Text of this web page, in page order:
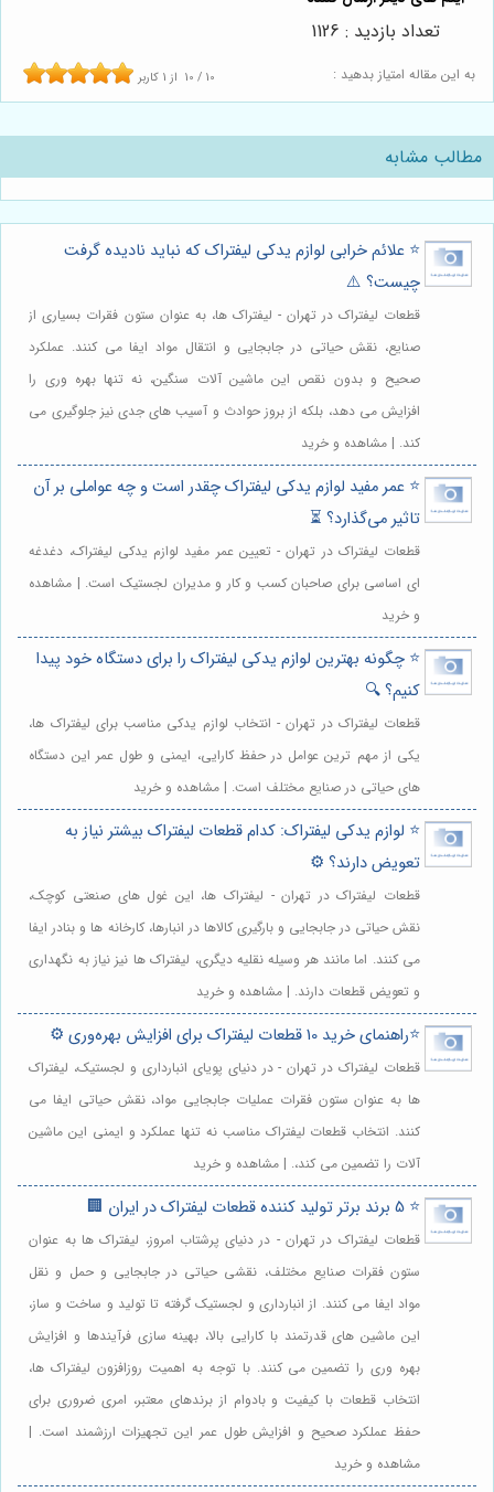
به این مقاله امتیاز بدهید : 10 / 10 از 1 کاربر
تعداد بازدید : 1126
مطالب مشابه
⭐️ علائم خرابی لوازم یدکی لیفتراک که نباید نادیده گرفت
چیست؟ ⚠️
قطعات لیفتراک در تهران - لیفتراک ها، به عنوان ستون فقرات بسیاری از
صنایع، نقش حیاتی در جابجایی و انتقال مواد ایفا می کنند. عملکرد
صحیح و بدون نقص این ماشین آلات سنگین، نه تنها بهره وری را
افزایش می دهد، بلکه از بروز حوادث و آسیب های جدی نیز جلوگیری می
کند. | مشاهده و خرید
⭐️ عمر مفید لوازم یدکی لیفتراک چقدر است و چه عواملی بر آن
تاثیر می‌گذارد؟ ⏳
قطعات لیفتراک در تهران - تعیین عمر مفید لوازم یدکی لیفتراک، دغدغه
ای اساسی برای صاحبان کسب و کار و مدیران لجستیک است. | مشاهده
و خرید
⭐️ چگونه بهترین لوازم یدکی لیفتراک را برای دستگاه خود پیدا
کنیم؟ 🔍
قطعات لیفتراک در تهران - انتخاب لوازم یدکی مناسب برای لیفتراک ها،
یکی از مهم ترین عوامل در حفظ کارایی، ایمنی و طول عمر این دستگاه
های حیاتی در صنایع مختلف است. | مشاهده و خرید
⭐️ لوازم یدکی لیفتراک: کدام قطعات لیفتراک بیشتر نیاز به
تعویض دارند؟ ⚙️
قطعات لیفتراک در تهران - لیفتراک ها، این غول های صنعتی کوچک،
نقش حیاتی در جابجایی و بارگیری کالاها در انبارها، کارخانه ها و بنادر ایفا
می کنند. اما مانند هر وسیله نقلیه دیگری، لیفتراک ها نیز نیاز به نگهداری
و تعویض قطعات دارند. | مشاهده و خرید
⭐️راهنمای خرید 10 قطعات لیفتراک برای افزایش بهره‌وری ⚙️
قطعات لیفتراک در تهران - در دنیای پویای انبارداری و لجستیک، لیفتراک
ها به عنوان ستون فقرات عملیات جابجایی مواد، نقش حیاتی ایفا می
کنند. انتخاب قطعات لیفتراک مناسب نه تنها عملکرد و ایمنی این ماشین
آلات را تضمین می کند،. | مشاهده و خرید
⭐️ 5 برند برتر تولید کننده قطعات لیفتراک در ایران 🏢
قطعات لیفتراک در تهران - در دنیای پرشتاب امروز، لیفتراک ها به عنوان
ستون فقرات صنایع مختلف، نقشی حیاتی در جابجایی و حمل و نقل
مواد ایفا می کنند. از انبارداری و لجستیک گرفته تا تولید و ساخت و ساز،
این ماشین های قدرتمند با کارایی بالا، بهینه سازی فرآیندها و افزایش
بهره وری را تضمین می کنند. با توجه به اهمیت روزافزون لیفتراک ها،
انتخاب قطعات با کیفیت و بادوام از برندهای معتبر، امری ضروری برای
حفظ عملکرد صحیح و افزایش طول عمر این تجهیزات ارزشمند است. |
مشاهده و خرید